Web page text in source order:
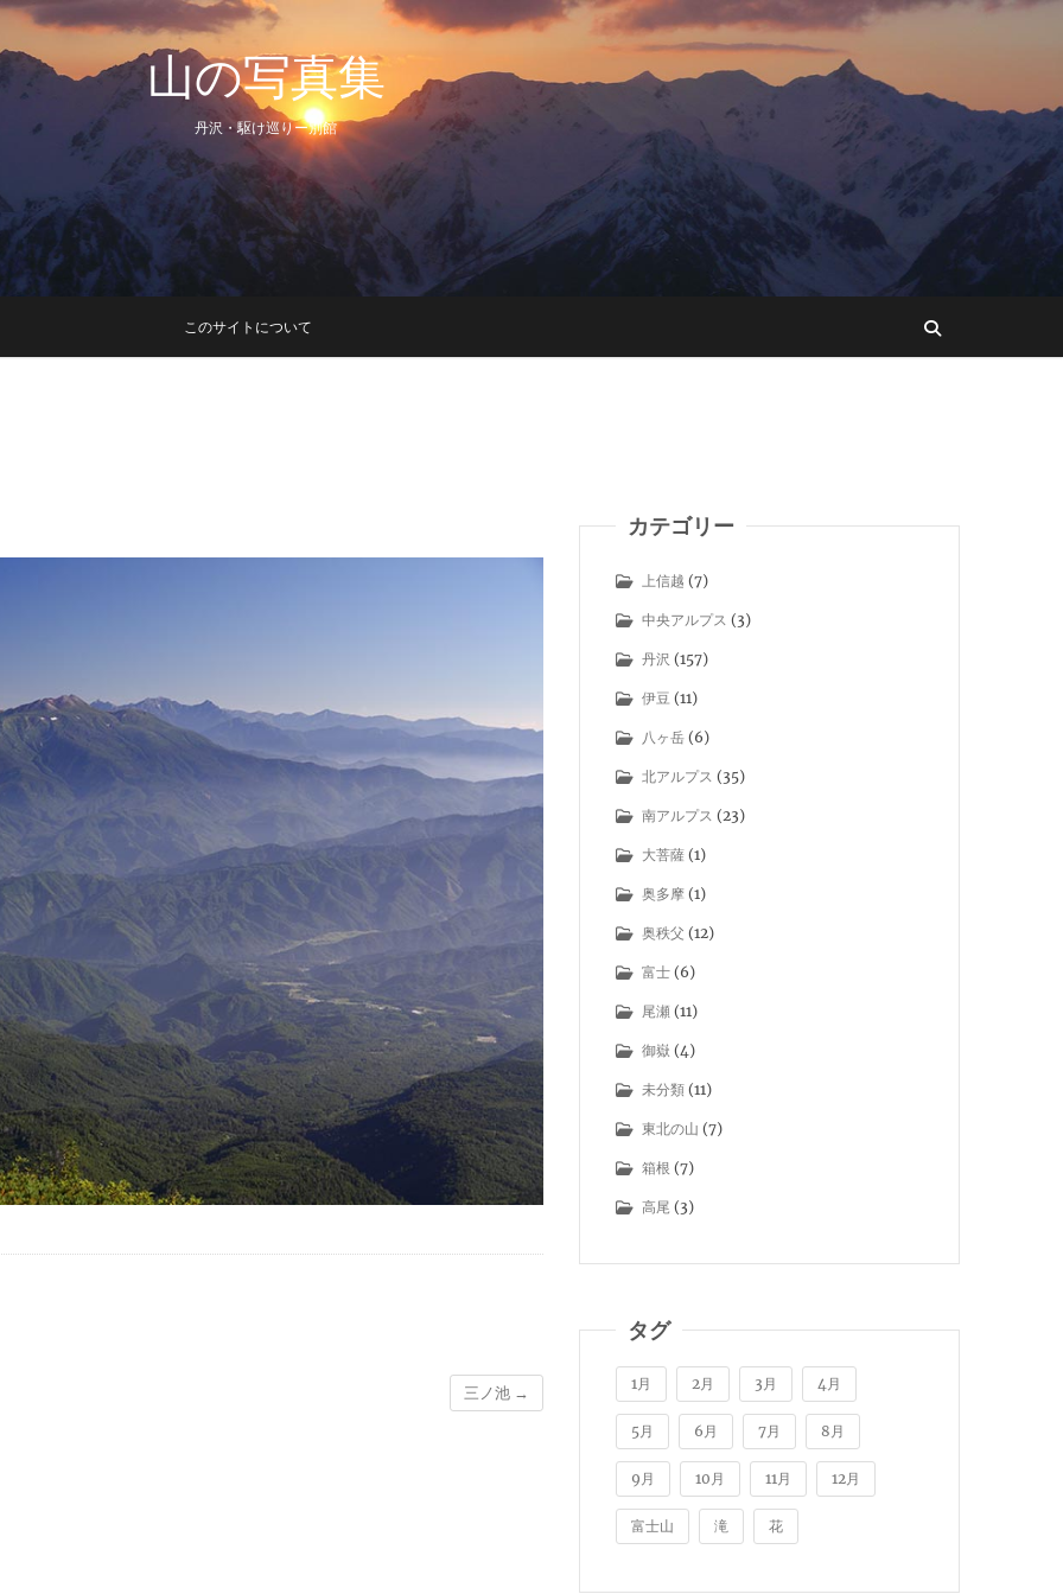
山の写真集
丹沢・駆け巡りー別館
このサイトについて
三ノ池 →
カテゴリー
上信越 (7)
中央アルプス (3)
丹沢 (157)
伊豆 (11)
八ヶ岳 (6)
北アルプス (35)
南アルプス (23)
大菩薩 (1)
奥多摩 (1)
奥秩父 (12)
富士 (6)
尾瀬 (11)
御嶽 (4)
未分類 (11)
東北の山 (7)
箱根 (7)
高尾 (3)
タグ
1月 2月 3月 4月
5月 6月 7月 8月
9月 10月 11月 12月
富士山 滝 花